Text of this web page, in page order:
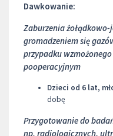
Dawkowanie:
Zaburzenia
gromadzeniem się
przypadku
pooperacyjnym
Dzieci od 6 lat,
dobę
Przygotowanie do
np. radiologicznych,